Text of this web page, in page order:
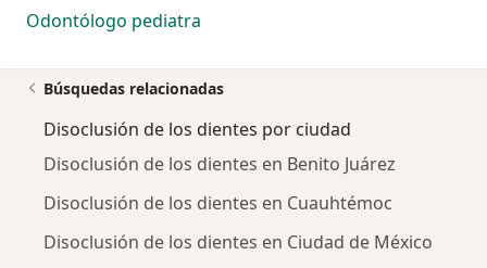
Odontólogo pediatra
Búsquedas relacionadas
Disoclusión de los dientes por ciudad
Disoclusión de los dientes en Benito Juárez
Disoclusión de los dientes en Cuauhtémoc
Disoclusión de los dientes en Ciudad de México